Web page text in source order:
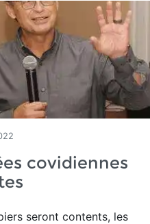
covidiennes
seront contents, les